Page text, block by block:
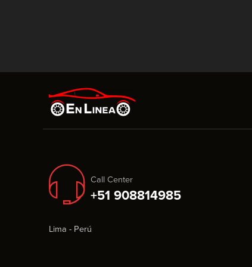
Call Center
+51 908814985
Lima - Perú